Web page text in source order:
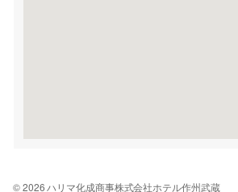
© 2026 ハリマ化成商事株式会社ホテル作州武蔵